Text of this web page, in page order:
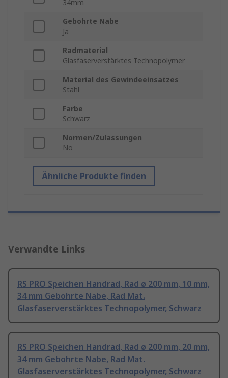
34mm
Gebohrte Nabe
Ja
Radmaterial
Glasfaserverstärktes Technopolymer
Material des Gewindeeinsatzes
Stahl
Farbe
Schwarz
Normen/Zulassungen
No
Ähnliche Produkte finden
Verwandte Links
RS PRO Speichen Handrad, Rad ø 200 mm, 10 mm,
34 mm Gebohrte Nabe, Rad Mat.
Glasfaserverstärktes Technopolymer, Schwarz
RS PRO Speichen Handrad, Rad ø 200 mm, 20 mm,
34 mm Gebohrte Nabe, Rad Mat.
Glasfaserverstärktes Technopolymer, Schwarz